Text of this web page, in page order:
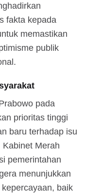
fakta kepada
memastikan
publik
pada
prioritas tinggi
baru terhadap isu
Merah
pemerintahan
menunjukkan
baik